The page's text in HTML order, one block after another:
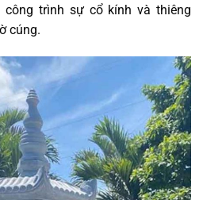
trình sự cổ kính và thiêng
cúng.